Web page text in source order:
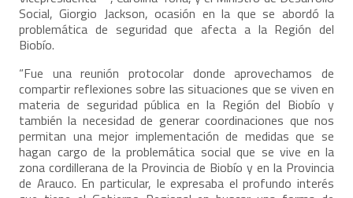
Social, Giorgio Jackson, ocasión en la que se abordó la
problemática de seguridad que afecta a la Región del
Biobío.
“Fue una reunión protocolar donde aprovechamos de
compartir reflexiones sobre las situaciones que se viven en
materia de seguridad pública en la Región del Biobío y
también la necesidad de generar coordinaciones que nos
permitan una mejor implementación de medidas que se
hagan cargo de la problemática social que se vive en la
zona cordillerana de la Provincia de Biobío y en la Provincia
de Arauco. En particular, le expresaba el profundo interés